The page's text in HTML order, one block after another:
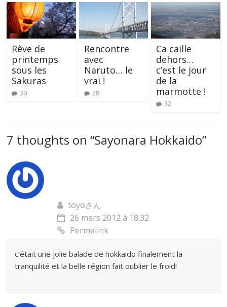
Rêve de
printemps
sous les
Sakuras
30
Rencontre
avec
Naruto… le
vrai !
28
Ca caille
dehors…
c’est le jour
de la
marmotte !
32
7 thoughts on “Sayonara Hokkaido”
toyoさん
26 mars 2012 à 18:32
Permalink
c’était une jolie balade de hokkaido finalement la
tranquilité et la belle région fait oublier le froid!